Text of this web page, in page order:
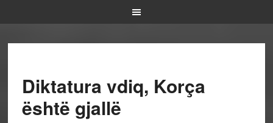
Diktatura vdiq, Korça
është gjallë